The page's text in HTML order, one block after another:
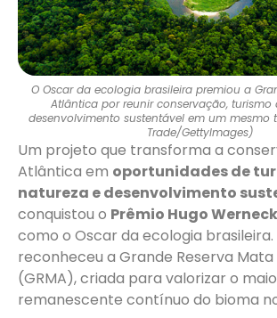
O Oscar da ecologia brasileira premiou a
Atlântica por reunir conservação, turismo
desenvolvimento sustentável em um mesmo
Trade/GettyImages)
Um projeto que transforma a
Atlântica em oportunidades de
natureza e desenvolvimento
conquistou o Prêmio Hugo Werneck
como o Oscar da ecologia
reconheceu a Grande Reserva
(GRMA), criada para valorizar o
remanescente contínuo do bioma